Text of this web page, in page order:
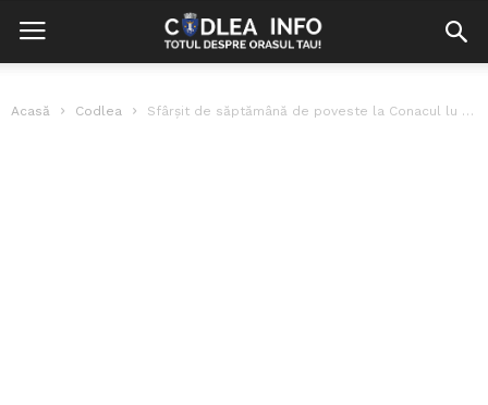
Acasă Codlea Sfârșit de săptămână de poveste la Conacul lu Bebe